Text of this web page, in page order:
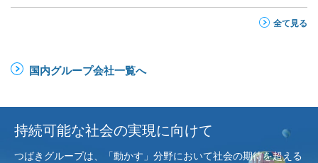
全て見る
国内グループ会社一覧へ
持続可能な社会の実現に向けて
つばきグループは、「動かす」分野において社会の期待を超える